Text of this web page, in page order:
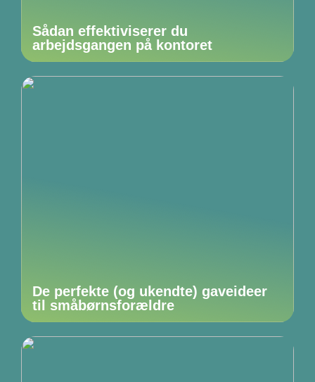
Sådan effektiviserer du
arbejdsgangen på kontoret
De perfekte (og ukendte) gaveideer
til småbørnsforældre